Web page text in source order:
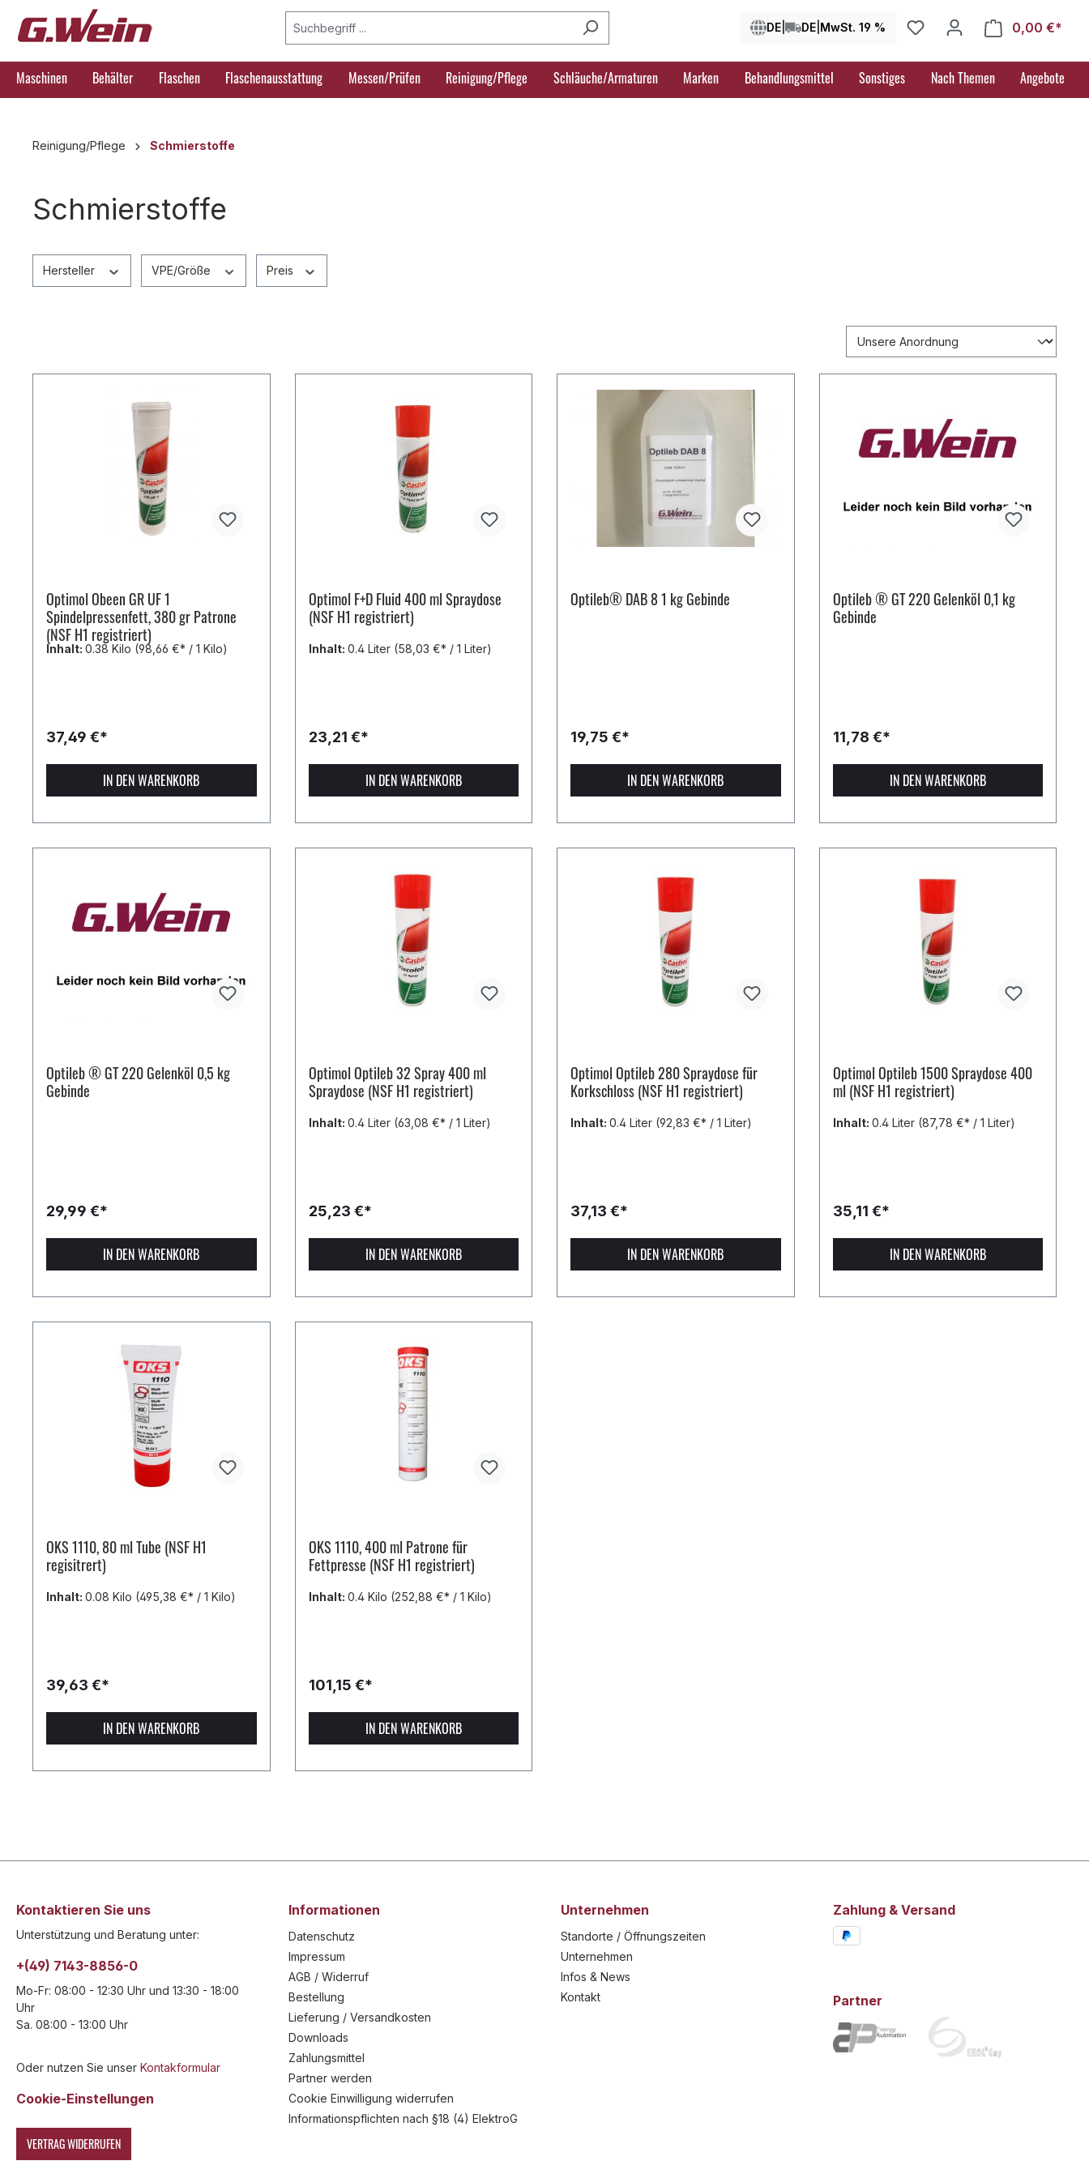
Zur Hauptnavigation springen
DE DE MwSt. 19 % 0,00 €*
Maschinen Behälter Flaschen Flaschenausstattung Messen/Prüfen Reinigung/Pflege Schläuche/Armaturen Marken Behandlungsmittel Sonstiges Nach Themen Angebote
Reinigung/Pflege Schmierstoffe
Schmierstoffe
Hersteller VPE/Größe Preis
Optimol Obeen GR UF 1
Spindelpressenfett, 380 gr Patrone
(NSF H1 registriert)
Inhalt: 0.38 Kilo (98,66 €* / 1 Kilo)
37,49 €*
IN DEN WARENKORB
Optimol F+D Fluid 400 ml Spraydose
(NSF H1 registriert)
Inhalt: 0.4 Liter (58,03 €* / 1 Liter)
23,21 €*
IN DEN WARENKORB
Optileb® DAB 8 1 kg Gebinde
19,75 €*
IN DEN WARENKORB
Optileb ® GT 220 Gelenköl 0,1 kg
Gebinde
11,78 €*
IN DEN WARENKORB
Optileb ® GT 220 Gelenköl 0,5 kg
Gebinde
29,99 €*
IN DEN WARENKORB
Optimol Optileb 32 Spray 400 ml
Spraydose (NSF H1 registriert)
Inhalt: 0.4 Liter (63,08 €* / 1 Liter)
25,23 €*
IN DEN WARENKORB
Optimol Optileb 280 Spraydose für
Korkschloss (NSF H1 registriert)
Inhalt: 0.4 Liter (92,83 €* / 1 Liter)
37,13 €*
IN DEN WARENKORB
Optimol Optileb 1500 Spraydose 400
ml (NSF H1 registriert)
Inhalt: 0.4 Liter (87,78 €* / 1 Liter)
35,11 €*
IN DEN WARENKORB
OKS 1110, 80 ml Tube (NSF H1
regisitrert)
Inhalt: 0.08 Kilo (495,38 €* / 1 Kilo)
39,63 €*
IN DEN WARENKORB
OKS 1110, 400 ml Patrone für
Fettpresse (NSF H1 registriert)
Inhalt: 0.4 Kilo (252,88 €* / 1 Kilo)
101,15 €*
IN DEN WARENKORB
Kontaktieren Sie uns
Unterstützung und Beratung unter:
+(49) 7143-8856-0
Mo-Fr: 08:00 - 12:30 Uhr und 13:30 - 18:00
Uhr
Sa. 08:00 - 13:00 Uhr
Oder nutzen Sie unser Kontakformular
Cookie-Einstellungen
VERTRAG WIDERRUFEN
Informationen
Datenschutz
Impressum
AGB / Widerruf
Bestellung
Lieferung / Versandkosten
Downloads
Zahlungsmittel
Partner werden
Cookie Einwilligung widerrufen
Informationspflichten nach §18 (4) ElektroG
Unternehmen
Standorte / Öffnungszeiten
Unternehmen
Infos & News
Kontakt
Zahlung & Versand
Partner